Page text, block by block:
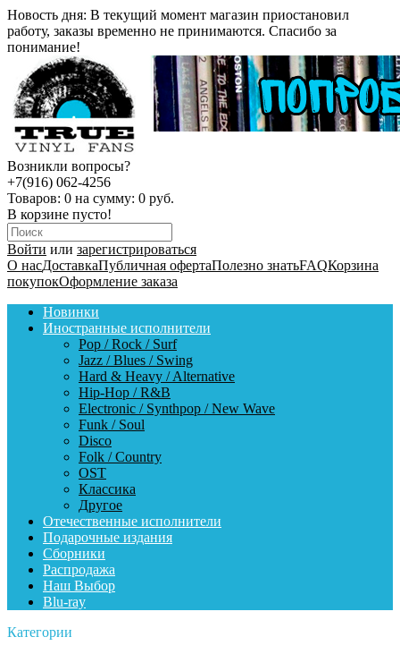
Новость дня: В текущий момент магазин приостановил
работу, заказы временно не принимаются. Спасибо за
понимание!
Возникли вопросы?
+7(916) 062-4256
Товаров: 0 на сумму: 0 руб.
В корзине пусто!
Войти или зарегистрироваться
О насДоставкаПубличная офертаПолезно знатьFAQКорзина
покупокОформление заказа
Новинки
Иностранные исполнители
Pop / Rock / Surf
Jazz / Blues / Swing
Hard & Heavy / Alternative
Hip-Hop / R&B
Electronic / Synthpop / New Wave
Funk / Soul
Disco
Folk / Country
OST
Классика
Другое
Отечественные исполнители
Подарочные издания
Сборники
Распродажа
Наш Выбор
Blu-ray
Категории